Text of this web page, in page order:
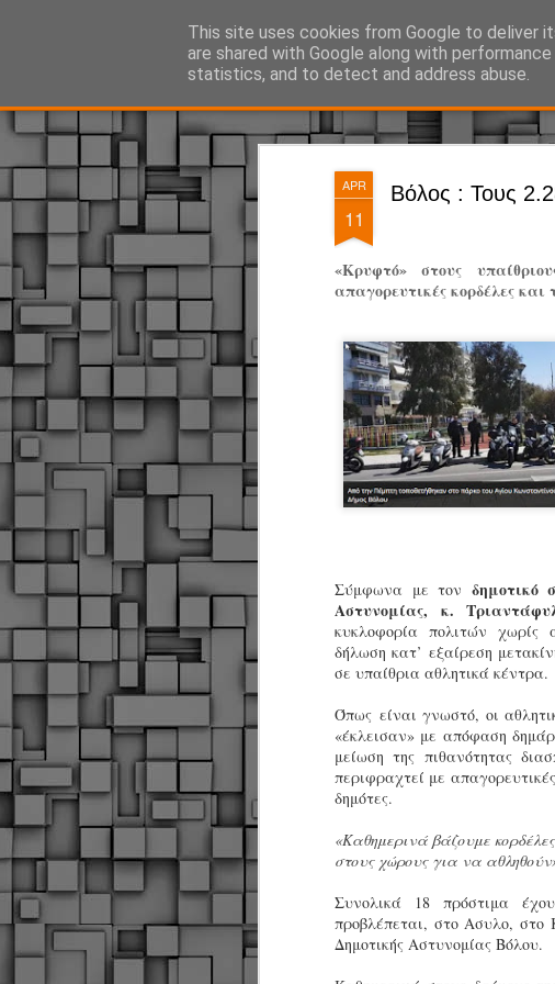
APR
11
Βόλος : Τους
«Κρυφτό» στους
απαγορευτικές κορδέλες και
Σύμφωνα με τον δημοτικό
Αστυνομίας, κ.
κυκλοφορία πολιτών χωρίς
δήλωση κατ’ εξαίρεση
σε υπαίθρια αθλητικά κέντρα.
Όπως είναι γνωστό, οι
«έκλεισαν» με απόφαση
μείωση της πιθανότητας
περιφραχτεί με
δημότες.
«Καθημερινά βάζουμε
στους χώρους για να
Συνολικά 18 πρόστιμα
προβλέπεται, στο Ασυλο,
Δημοτικής Αστυνομίας Βόλου.
This site uses cookies from Google to deliver
are shared with Google along with
statistics, and to detect and address abuse.
ΔΗΜΟΤΙΚΗ ΑΣΤΥΝΟΜΙΑ, τα νέα! Ό, τι
JUN
Αναμνηστικά